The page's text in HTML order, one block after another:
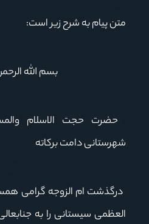
متن پیام به شرح زیر است:
بسم الله
حضرت حجت الاسلام
شهرستانی دامت برکاته
درگذشت ام الزوجه گرامی
العظمی سیستانی را به